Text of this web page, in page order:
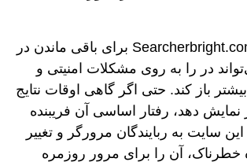
اجازه دادن به Searcherbright.com برای باقی ماندن در
در را به روی مشکلات امنیتی و
باز کند. حتی اگر گاهی اوقات نتایج
نمایش دهد، رفتار اساسی آن فریبنده
سایت به ربایندگان مرورگر و تغییر
خطرناک، آن را برای مرور روزمره